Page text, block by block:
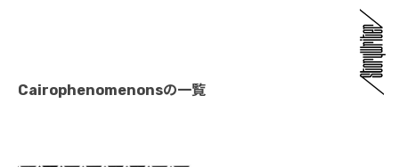
Cairophenomenonsの一覧